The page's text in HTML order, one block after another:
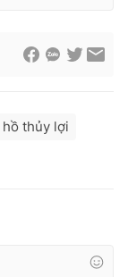
hồ thủy lợi